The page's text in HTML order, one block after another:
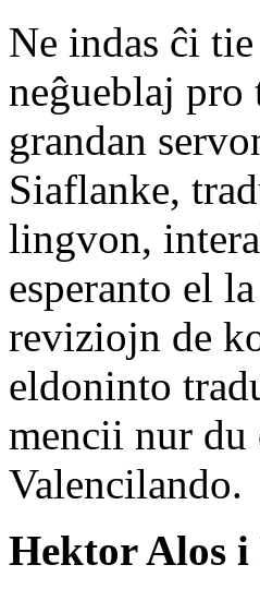
Ne indas ĉi
neĝueblaj
grandan
Siaflanke,
lingvon,
esperanto el
reviziojn de
eldoninto
mencii nur du
Valencilando.
Hektor Alos i